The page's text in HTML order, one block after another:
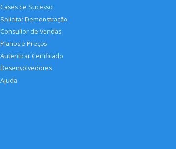
Cases de Sucesso
Solicitar Demonstração
Consultor de Vendas
Planos e Preços
Autenticar Certificado
Desenvolvedores
Ajuda